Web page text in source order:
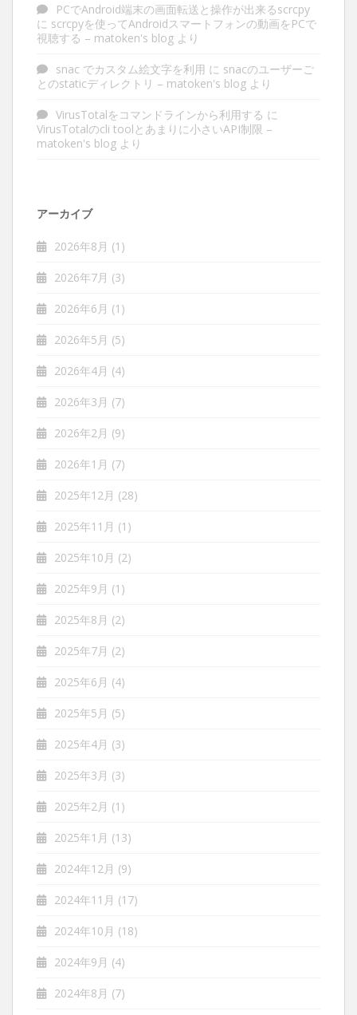
PCでAndroid端末の画面転送と操作が出来るscrcpy
に scrcpyを使ってAndroidスマートフォンの動画をPCで
視聴する – matoken's blog より
snac でカスタム絵文字を利用 に snacのユーザーご
とのstaticディレクトリ – matoken's blog より
VirusTotalをコマンドラインから利用する に
VirusTotalのcli toolとあまりに小さいAPI制限 –
matoken's blog より
アーカイブ
2026年8月 (1)
2026年7月 (3)
2026年6月 (1)
2026年5月 (5)
2026年4月 (4)
2026年3月 (7)
2026年2月 (9)
2026年1月 (7)
2025年12月 (28)
2025年11月 (1)
2025年10月 (2)
2025年9月 (1)
2025年8月 (2)
2025年7月 (2)
2025年6月 (4)
2025年5月 (5)
2025年4月 (3)
2025年3月 (3)
2025年2月 (1)
2025年1月 (13)
2024年12月 (9)
2024年11月 (17)
2024年10月 (18)
2024年9月 (4)
2024年8月 (7)